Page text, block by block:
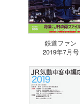
鉄道ファン
2019年7月号